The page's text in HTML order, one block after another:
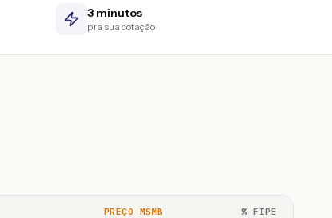
3 minutos
pra sua cotação
PREÇO MSMB % FIPE